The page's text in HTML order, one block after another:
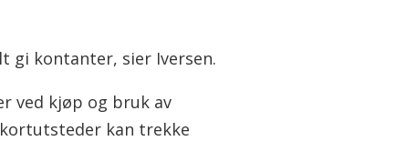
gi kontanter, sier Iversen.
ved kjøp og bruk av
kan trekke